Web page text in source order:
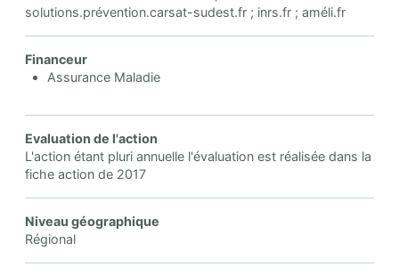
solutions.prévention.carsat-sudest.fr ; inrs.fr ; améli.fr
Financeur
Assurance Maladie
Evaluation de l'action
L'action étant pluri annuelle l'évaluation est réalisée dans la
fiche action de 2017
Niveau géographique
Régional